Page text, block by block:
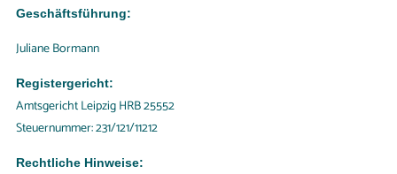
Geschäftsführung:
Juliane Bormann
Registergericht:
Amtsgericht Leipzig HRB 25552
Steuernummer: 231/121/11212
Rechtliche Hinweise: